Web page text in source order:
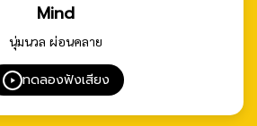
Mind
นุ่มนวล ผ่อนคลาย
ทดลองฟังเสียง